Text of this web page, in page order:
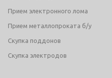
Прием электронного лома
Прием металлопроката б/у
Скупка поддонов
Скупка электродов